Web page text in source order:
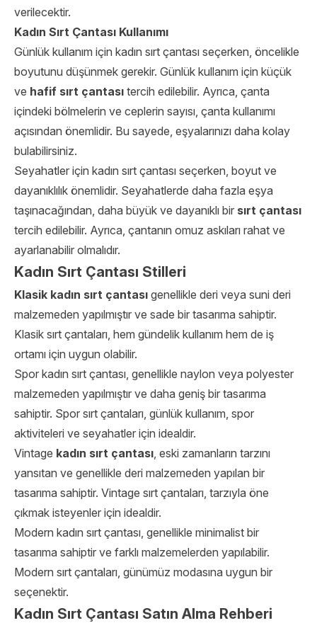
verilecektir.
Kadın Sırt Çantası Kullanımı
Günlük kullanım için kadın sırt çantası seçerken, öncelikle
boyutunu düşünmek gerekir. Günlük kullanım için küçük
ve hafif sırt çantası tercih edilebilir. Ayrıca, çanta
içindeki bölmelerin ve ceplerin sayısı, çanta kullanımı
açısından önemlidir. Bu sayede, eşyalarınızı daha kolay
bulabilirsiniz.
Seyahatler için kadın sırt çantası seçerken, boyut ve
dayanıklılık önemlidir. Seyahatlerde daha fazla eşya
taşınacağından, daha büyük ve dayanıklı bir sırt çantası
tercih edilebilir. Ayrıca, çantanın omuz askıları rahat ve
ayarlanabilir olmalıdır.
Kadın Sırt Çantası Stilleri
Klasik kadın sırt çantası genellikle deri veya suni deri
malzemeden yapılmıştır ve sade bir tasarıma sahiptir.
Klasik sırt çantaları, hem gündelik kullanım hem de iş
ortamı için uygun olabilir.
Spor kadın sırt çantası, genellikle naylon veya polyester
malzemeden yapılmıştır ve daha geniş bir tasarıma
sahiptir. Spor sırt çantaları, günlük kullanım, spor
aktiviteleri ve seyahatler için idealdir.
Vintage kadın sırt çantası, eski zamanların tarzını
yansıtan ve genellikle deri malzemeden yapılan bir
tasarıma sahiptir. Vintage sırt çantaları, tarzıyla öne
çıkmak isteyenler için idealdir.
Modern kadın sırt çantası, genellikle minimalist bir
tasarıma sahiptir ve farklı malzemelerden yapılabilir.
Modern sırt çantaları, günümüz modasına uygun bir
seçenektir.
Kadın Sırt Çantası Satın Alma Rehberi